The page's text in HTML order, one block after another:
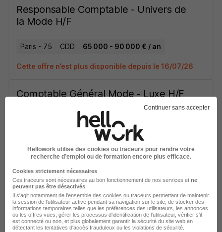
Responsable Comptable - Univers de
la Mode H/F
Paris - 75 CDD 65 000 - 90 000 € / an
Cette offre n’est plus disponible depuis le 16/07/26
Comptable Général Mode - Luxe H/F
42 000 - 50 000 € / an
Cette offre n’est plus disponible depuis le 08/07/26
Chargé de Paie et Gestion du
Personnel H/F
Paris 17e - 75 CDD 45 000 - 55 000 € / an
Cette offre n’est plus disponible depuis le 08/07/26
Continuer sans accepter
Hellowork utilise des cookies ou traceurs pour rendre votre
recherche d’emploi ou de formation encore plus efficace.
Cookies strictement nécessaires
Ces traceurs sont nécessaires au bon fonctionnement de nos services et ne
peuvent pas être désactivés
Il s'agit notamment de l'ensemble des cookies ou traceurs permettant de maintenir
la session de l'utilisateur active pendant sa navigation sur le site, de stocker des
informations temporaires telles que les préférences des utilisateurs, les annonces
ou les offres vues, gérer les processus d'identification de l'utilisateur, vérifier s'il
est connecté ou non, et plus globalement garantir la sécurité du site web en
détectant les tentatives d'accès frauduleux ou les violations de sécurité.